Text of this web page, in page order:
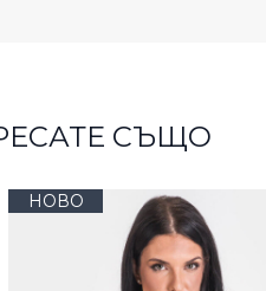
СЪЩО
НОВО